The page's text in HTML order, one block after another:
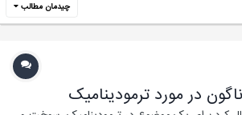
چیدمان مطالب
در مورد ترمودینامیک